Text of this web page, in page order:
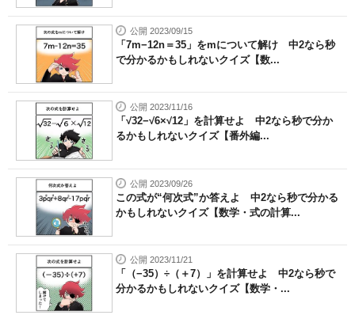
公開 2023/09/15
「7m−12n＝35」をmについて解け 中2なら秒
で分かるかもしれないクイズ【数...
公開 2023/11/16
「√32−√6×√12」を計算せよ 中2なら秒で分か
るかもしれないクイズ【番外編...
公開 2023/09/26
この式が“何次式”か答えよ 中2なら秒で分かる
かもしれないクイズ【数学・式の計算...
公開 2023/11/21
「（−35）÷（＋7）」を計算せよ 中2なら秒で
分かるかもしれないクイズ【数学・...